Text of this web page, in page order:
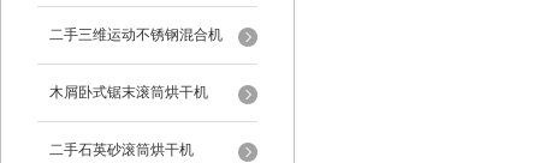
二手三维运动不锈钢混合机
木屑卧式锯末滚筒烘干机
二手石英砂滚筒烘干机